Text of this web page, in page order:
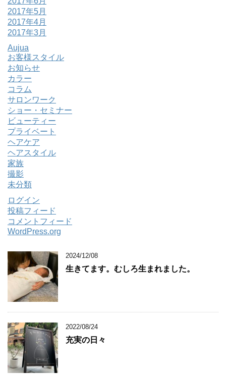
2017年5月
2017年4月
2017年3月
Aujua
お客様スタイル
お知らせ
カラー
コラム
サロンワーク
ショー・セミナー
ビューティー
プライベート
ヘアケア
ヘアスタイル
家族
撮影
未分類
ログイン
投稿フィード
コメントフィード
WordPress.org
2024/12/08
生きてます。むしろ生まれました。
2022/08/24
充実の日々